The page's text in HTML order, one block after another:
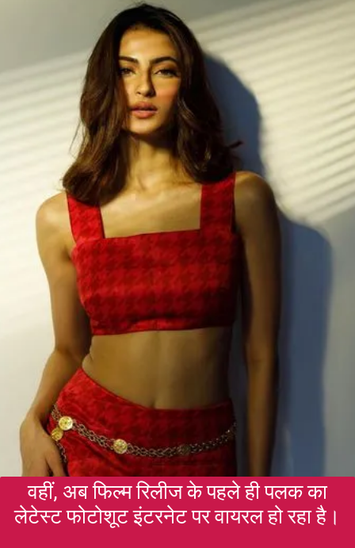
वहीं, अब फिल्म रिलीज के पहले ही पलक का
लेटेस्ट फोटोशूट इंटरनेट पर वायरल हो रहा है।